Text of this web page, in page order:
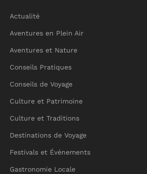
Actualité
Aventures en Plein Air
Aventures et Nature
Conseils Pratiques
Conseils de Voyage
Culture et Patrimoine
Culture et Traditions
Destinations de Voyage
Festivals et Événements
Gastronomie Locale